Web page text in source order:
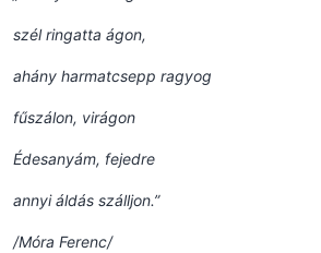
szél ringatta ágon,
ahány harmatcsepp ragyog
fűszálon, virágon
Édesanyám, fejedre
annyi áldás szálljon.”
/Móra Ferenc/